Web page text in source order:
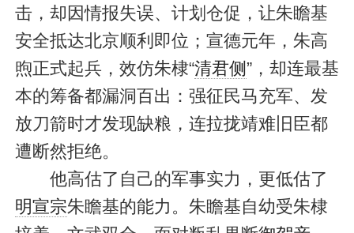
击，却因情报失误、计划仓促，让朱瞻基
安全抵达北京顺利即位；宣德元年，朱高
煦正式起兵，效仿朱棣“清君侧”，却连最基
本的筹备都漏洞百出：强征民马充军、发
放刀箭时才发现缺粮，连拉拢靖难旧臣都
遭断然拒绝。
他高估了自己的军事实力，更低估了
明宣宗朱瞻基的能力。朱瞻基自幼受朱棣